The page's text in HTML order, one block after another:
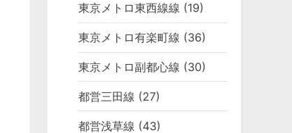
東京メトロ東西線線 (19)
東京メトロ有楽町線 (36)
東京メトロ副都心線 (30)
都営三田線 (27)
都営浅草線 (43)